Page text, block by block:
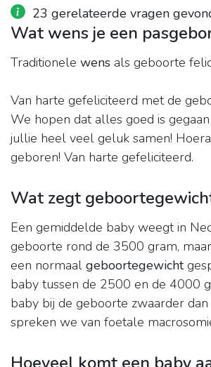
23 gerelateerde vragen
Wat wens je een
Traditionele wens als geboorte
Van harte gefeliciteerd met de
We hopen dat alles goed is
jullie heel veel geluk samen!
geboren! Van harte gefeliciteerd.
Wat zegt
Een gemiddelde baby weegt in
geboorte rond de 3500 gram,
een normaal geboortegewicht
baby tussen de 2500 en de 4000
baby bij de geboorte zwaarder
spreken we van foetale